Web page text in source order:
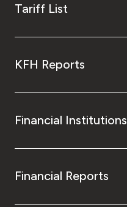
Tariff List
KFH Reports
Financial Institutions
Financial Reports